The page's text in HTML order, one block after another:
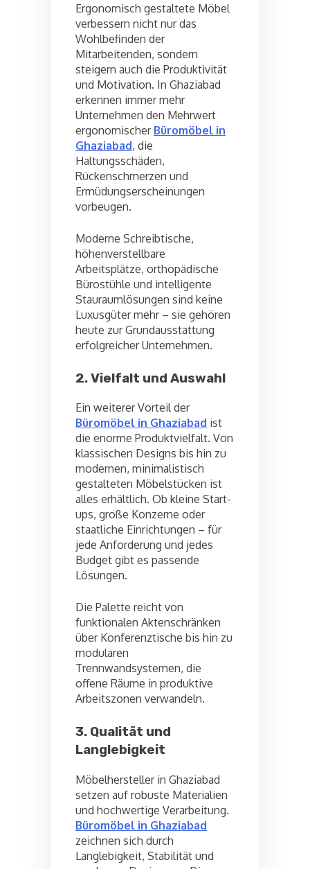
Ergonomisch gestaltete Möbel
verbessern nicht nur das
Wohlbefinden der
Mitarbeitenden, sondern
steigern auch die Produktivität
und Motivation. In Ghaziabad
erkennen immer mehr
Unternehmen den Mehrwert
ergonomischer Büromöbel in
Ghaziabad, die
Haltungsschäden,
Rückenschmerzen und
Ermüdungserscheinungen
vorbeugen.
Moderne Schreibtische,
höhenverstellbare
Arbeitsplätze, orthopädische
Bürostühle und intelligente
Stauraumlösungen sind keine
Luxusgüter mehr – sie gehören
heute zur Grundausstattung
erfolgreicher Unternehmen.
2. Vielfalt und Auswahl
Ein weiterer Vorteil der
Büromöbel in Ghaziabad ist
die enorme Produktvielfalt. Von
klassischen Designs bis hin zu
modernen, minimalistisch
gestalteten Möbelstücken ist
alles erhältlich. Ob kleine Start-
ups, große Konzerne oder
staatliche Einrichtungen – für
jede Anforderung und jedes
Budget gibt es passende
Lösungen.
Die Palette reicht von
funktionalen Aktenschränken
über Konferenztische bis hin zu
modularen
Trennwandsystemen, die
offene Räume in produktive
Arbeitszonen verwandeln.
3. Qualität und
Langlebigkeit
Möbelhersteller in Ghaziabad
setzen auf robuste Materialien
und hochwertige Verarbeitung.
Büromöbel in Ghaziabad
zeichnen sich durch
Langlebigkeit, Stabilität und